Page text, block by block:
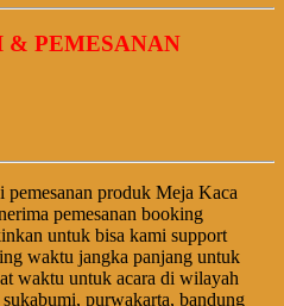
& PEMESANAN
produk Meja Kaca
pemesanan booking
untuk bisa kami support
waktu jangka panjang untuk
waktu untuk acara di wilayah
purwakarta, bandung